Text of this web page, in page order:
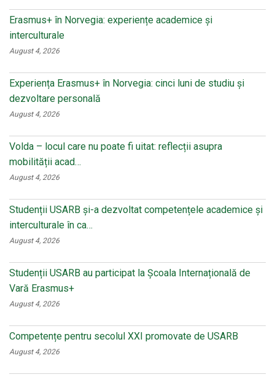
Erasmus+ în Norvegia: experiențe academice și
interculturale
August 4, 2026
Experiența Erasmus+ în Norvegia: cinci luni de studiu și
dezvoltare personală
August 4, 2026
Volda – locul care nu poate fi uitat: reflecții asupra
mobilității acad…
August 4, 2026
Studenții USARB și-a dezvoltat competențele academice și
interculturale în ca…
August 4, 2026
Studenții USARB au participat la Școala Internațională de
Vară Erasmus+
August 4, 2026
Competențe pentru secolul XXI promovate de USARB
August 4, 2026